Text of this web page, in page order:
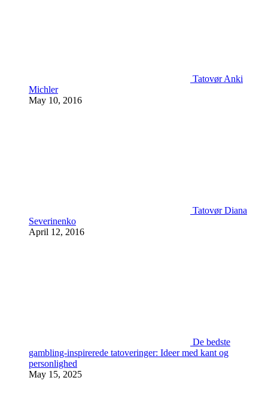
Tatovør Anki
Michler
May 10, 2016
Tatovør Diana
Severinenko
April 12, 2016
De bedste
gambling-inspirerede tatoveringer: Ideer med kant og
personlighed
May 15, 2025